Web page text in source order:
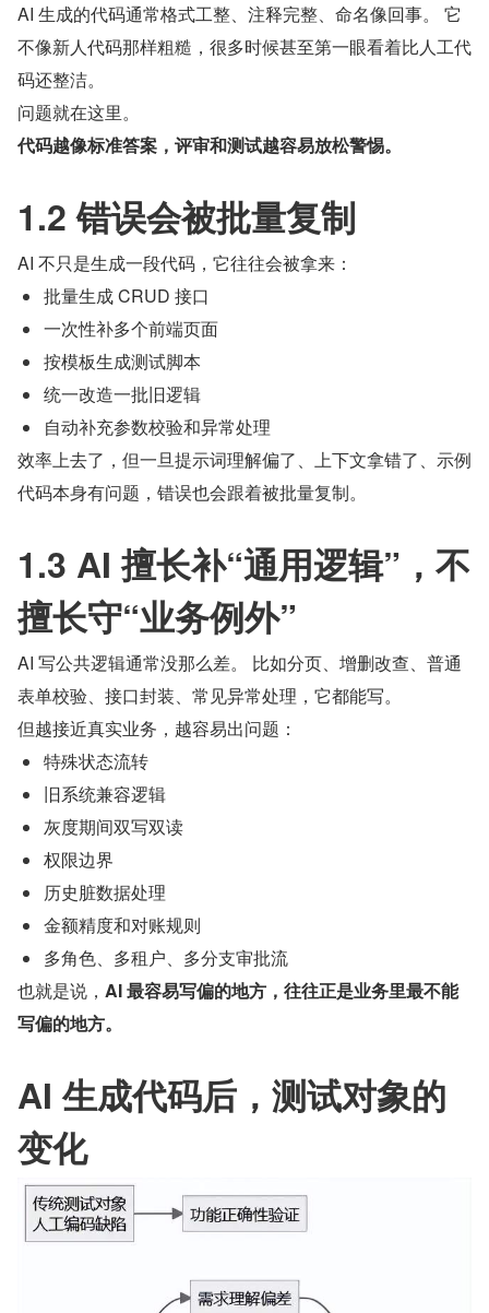
AI 生成的代码通常格式工整、注释完整、命名像回事。 它
不像新人代码那样粗糙，很多时候甚至第一眼看着比人工代
码还整洁。
问题就在这里。
代码越像标准答案，评审和测试越容易放松警惕。
1.2 错误会被批量复制
AI 不只是生成一段代码，它往往会被拿来：
批量生成 CRUD 接口
一次性补多个前端页面
按模板生成测试脚本
统一改造一批旧逻辑
自动补充参数校验和异常处理
效率上去了，但一旦提示词理解偏了、上下文拿错了、示例
代码本身有问题，错误也会跟着被批量复制。
1.3 AI 擅长补“通用逻辑”，不
擅长守“业务例外”
AI 写公共逻辑通常没那么差。 比如分页、增删改查、普通
表单校验、接口封装、常见异常处理，它都能写。
但越接近真实业务，越容易出问题：
特殊状态流转
旧系统兼容逻辑
灰度期间双写双读
权限边界
历史脏数据处理
金额精度和对账规则
多角色、多租户、多分支审批流
也就是说， AI 最容易写偏的地方，往往正是业务里最不能
写偏的地方。
AI 生成代码后，测试对象的
变化